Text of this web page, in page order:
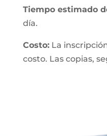
Tiempo estimado
día.
Costo:La
costo. Las copias,